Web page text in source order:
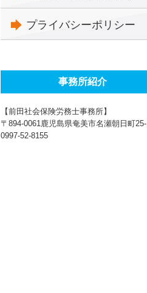
プライバシーポリシー
事務所紹介
【前田社会保険労務士事務所】
〒894-0061鹿児島県奄美市名瀬朝日町
0997-52-8155